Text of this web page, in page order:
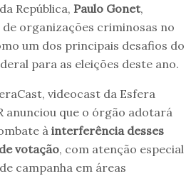
República, Paulo Gonet,
organizações criminosas no
um dos principais desafios do
para as eleições deste ano.
videocast da Esfera
anunciou que o órgão adotará
à interferência desses
votação, com atenção especial
campanha em áreas